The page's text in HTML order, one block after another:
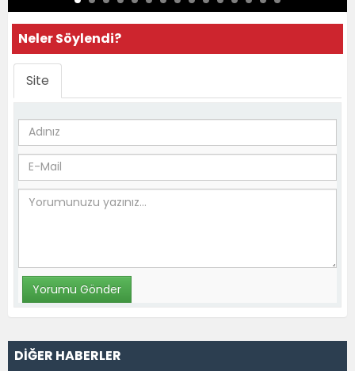
Neler Söylendi?
Site
DİĞER HABERLER